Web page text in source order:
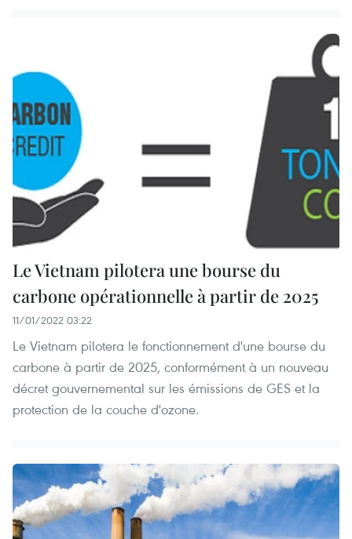
Le Vietnam pilotera une bourse du
carbone opérationnelle à partir de 2025
11/01/2022 03:22
Le Vietnam pilotera le fonctionnement d'une bourse du
carbone à partir de 2025, conformément à un nouveau
décret gouvernemental sur les émissions de GES et la
protection de la couche d'ozone.